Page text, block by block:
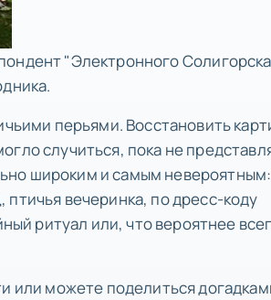
"Электронного
перьями. Восстановить
случиться, пока не
широким и самым невероятным:
вечеринка, по дресс-коду
ритуал или, что вероятнее
или можете поделиться